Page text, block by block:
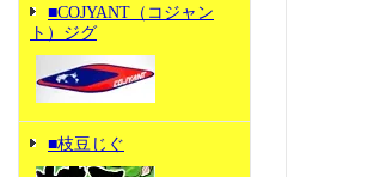
■COJYANT（コジャン
ト）ジグ
■枝豆じぐ